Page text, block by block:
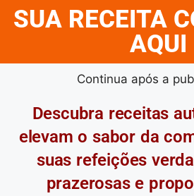
SUA RECEITA
AQUI
Continua após a
Descubra receitas
elevam o sabor da
suas refeições
prazerosas e